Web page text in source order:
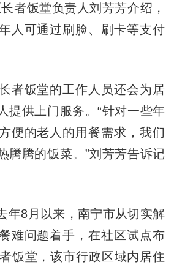
者饭堂负责人刘芳芳介绍，
人可通过刷脸、刷卡等支付
饭堂的工作人员还会为居
提供上门服务。“针对一些年
便的老人的用餐需求，我们
腾腾的饭菜。”刘芳芳告诉记
8月以来，南宁市从切实解
难问题着手，在社区试点布
饭堂，该市行政区域内居住